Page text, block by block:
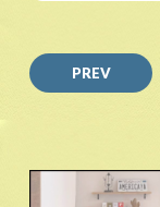
PREV